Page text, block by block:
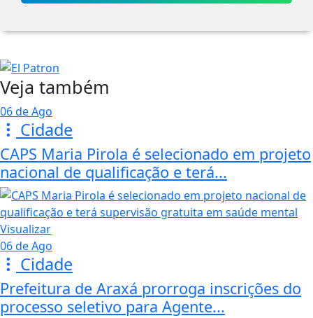
Veja também
06 de Ago
Cidade
CAPS Maria Pirola é selecionado em projeto
nacional de qualificação e terá...
Visualizar
06 de Ago
Cidade
Prefeitura de Araxá prorroga inscrições do
processo seletivo para Agente...